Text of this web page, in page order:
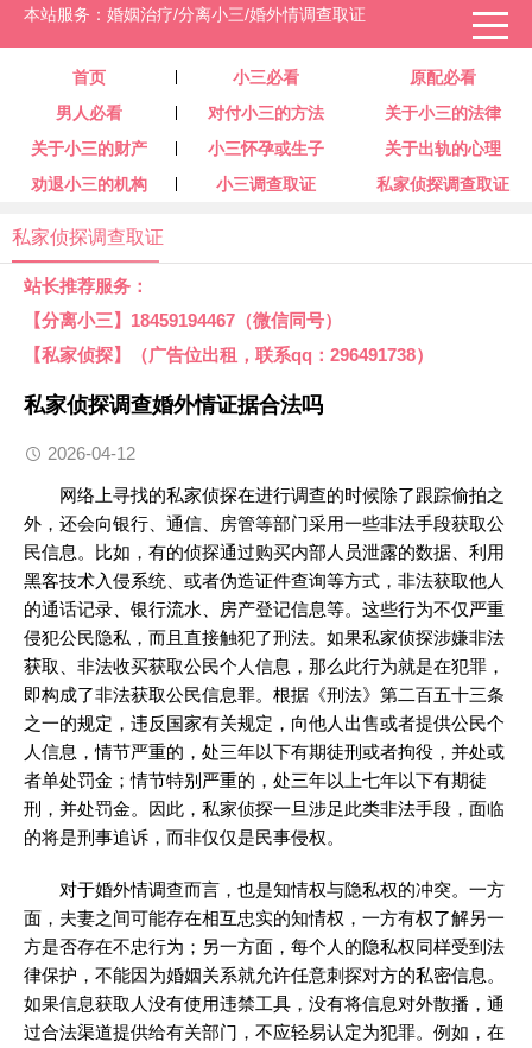
首页 小三必看
原配必看
男人必看
对付小三的方法
关于小三的法律
关于小三的财产
小三怀孕或生子
关于出轨的心理
劝退小三的机构
小三调查取证 私家侦探调查取证
本站服务：婚姻治疗/分离小三/婚外情调查取证
私家侦探调查取证
站长推荐服务：
【分离小三】18459194467（微信同号）
【私家侦探】（广告位出租，联系qq：296491738）
私家侦探调查婚外情证据合法吗
2026-04-12
网络上寻找的私家侦探在进行调查的时候除了跟踪偷拍之
外，还会向银行、通信、房管等部门采用一些非法手段获取公
民信息。比如，有的侦探通过购买内部人员泄露的数据、利用
黑客技术入侵系统、或者伪造证件查询等方式，非法获取他人
的通话记录、银行流水、房产登记信息等。这些行为不仅严重
侵犯公民隐私，而且直接触犯了刑法。如果私家侦探涉嫌非法
获取、非法收买获取公民个人信息，那么此行为就是在犯罪，
即构成了非法获取公民信息罪。根据《刑法》第二百五十三条
之一的规定，违反国家有关规定，向他人出售或者提供公民个
人信息，情节严重的，处三年以下有期徒刑或者拘役，并处或
者单处罚金；情节特别严重的，处三年以上七年以下有期徒
刑，并处罚金。因此，私家侦探一旦涉足此类非法手段，面临
的将是刑事追诉，而非仅仅是民事侵权。
对于婚外情调查而言，也是知情权与隐私权的冲突。一方
面，夫妻之间可能存在相互忠实的知情权，一方有权了解另一
方是否存在不忠行为；另一方面，每个人的隐私权同样受到法
律保护，不能因为婚姻关系就允许任意刺探对方的私密信息。
如果信息获取人没有使用违禁工具，没有将信息对外散播，通
过合法渠道提供给有关部门，不应轻易认定为犯罪。例如，在